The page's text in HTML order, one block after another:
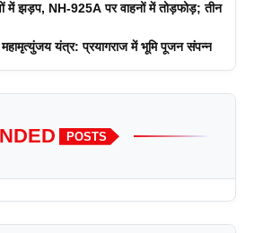
रणनीतियों पर एक दिवसीय कार्यशाला का
में झड़प, NH-925A पर वाहनों में तोड़फोड़; तीन
यंत्र: प्रयागराज में भूमि पूजन संपन्न
POSTS